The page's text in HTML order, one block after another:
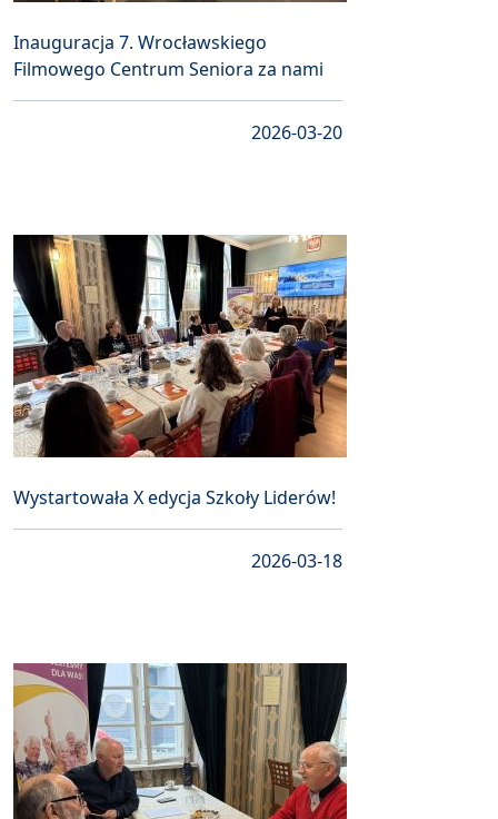
Inauguracja 7. Wrocławskiego
Filmowego Centrum Seniora za nami
2026-03-20
Wystartowała X edycja Szkoły Liderów!
2026-03-18